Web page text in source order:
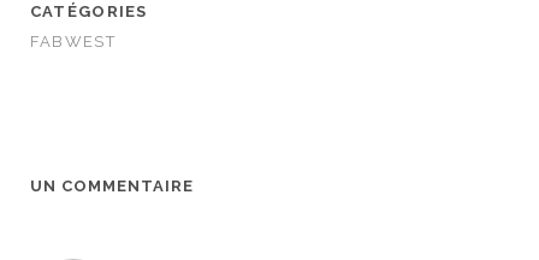
CATÉGORIES
FABWEST
UN COMMENTAIRE